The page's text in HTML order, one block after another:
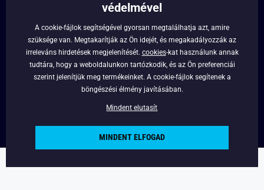
info@legyferfi.hu
FONTOS INFORMÁCIÓK
RÓLUNK
védelmével
A cookie-fájlok segítségével gyorsan megtalálhatja azt, amire
szüksége van. Megtakarítják az Ön idejét, és megakadályozzák az
irreleváns hirdetések megjelenítését. cookies-kat használunk annak
tudtára, hogy a weboldalunkon tartózkodik, és az Ön preferenciái
szerint jelenítjük meg termékeinket. A cookie-fájlok segítenek a
böngészési élmény javításában.
Mindent elutasít
MINDENT ELFOGAD